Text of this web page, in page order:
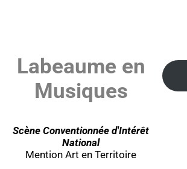
Labeaume en
Musiques
Scène Conventionnée d'Intérêt
National
Mention Art en Territoire